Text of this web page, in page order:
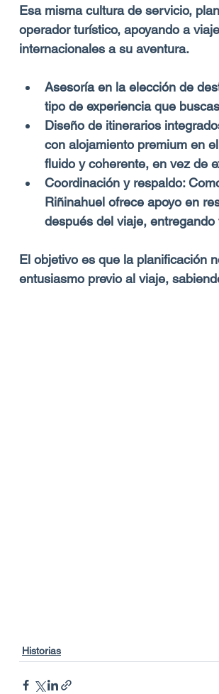
Esa misma cultura de servicio,
operador turístico, apoyando a
internacionales a su aventura.​
Asesoría en la elección de
tipo de experiencia que
Diseño de itinerarios
con alojamiento premium en
fluido y coherente, en vez de
Coordinación y respaldo:
Riñinahuel ofrece apoyo en
después del viaje,
El objetivo es que la planificación
entusiasmo previo al viaje,
Historias